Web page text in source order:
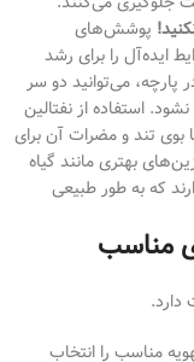
پوشش‌های
ایده‌آل را برای رشد
می‌توانید دو سر
نشود. استفاده از نفتالین
تند و مضرات آن برای
بهتری مانند گیاه
که به طور طبیعی
مناسب
مناسب را انتخاب